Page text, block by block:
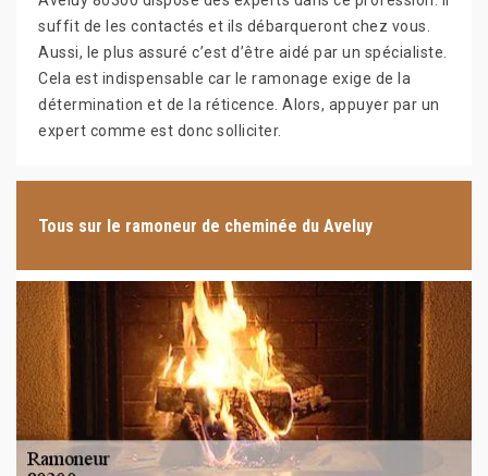
suffit de les contactés et ils débarqueront chez vous.
Aussi, le plus assuré c’est d’être aidé par un spécialiste.
Cela est indispensable car le ramonage exige de la
détermination et de la réticence. Alors, appuyer par un
expert comme est donc solliciter.
Tous sur le ramoneur de cheminée du Aveluy